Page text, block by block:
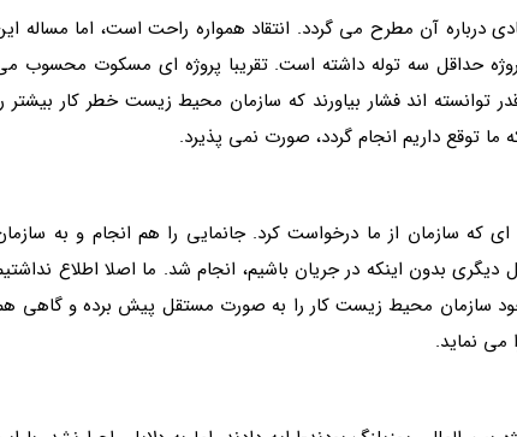
درباره آن مطرح می گردد. انتقاد همواره راحت است، اما مساله
حداقل سه توله داشته است. تقریبا پروژه ای مسکوت محسوب
اند فشار بیاورند که سازمان محیط زیست خطر کار بیشتر
ما توقع داریم انجام گردد، صورت نمی پذیرد.
ای که سازمان از ما درخواست کرد. جانمایی را هم انجام و به
بدون اینکه در جریان باشیم، انجام شد. ما اصلا اطلاع
خود سازمان محیط زیست کار را به صورت مستقل پیش برده و گاهی
می نماید.